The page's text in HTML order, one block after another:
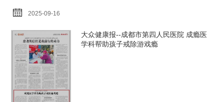
2025-09-16
大众健康报--成都市第四人民医院 成瘾医
学科帮助孩子戒除游戏瘾